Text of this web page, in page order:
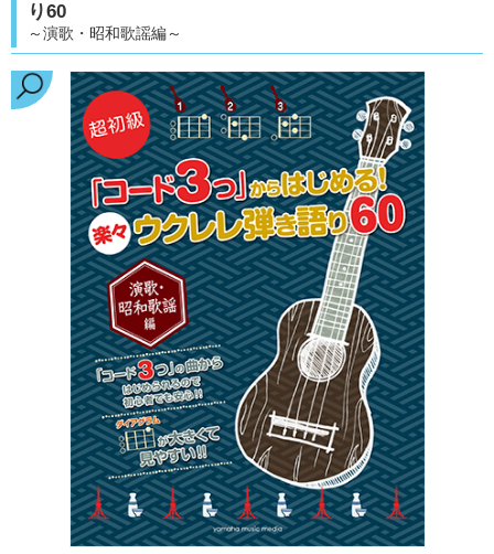
り60
～演歌・昭和歌謡編～